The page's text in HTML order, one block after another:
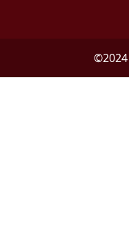
©2024